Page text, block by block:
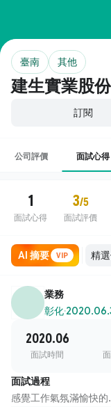
建生實業股
臺南 其他
訂閱
公司評價 面試心得
1
面試心得
3/5
面試評價
AI 摘要 VIP
業務
彰化·
2020.06
面試時間
面試過程
感覺工作氣氛滿愉快的